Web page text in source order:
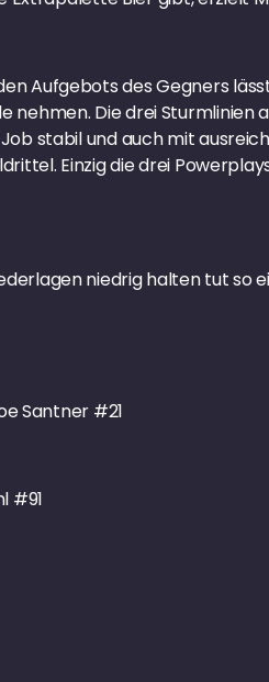
Aufgebots des Gegners
nehmen. Die drei
stabil und auch mit
Einzig die drei
niedrig halten tut so
Santner #21
#91